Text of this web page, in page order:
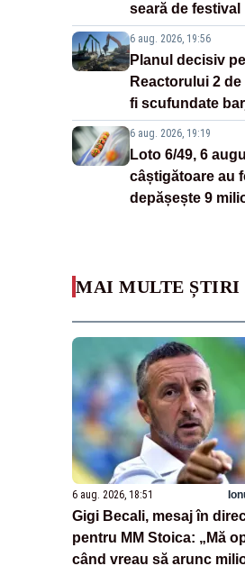
seară de festival
6 aug. 2026, 19:56
Planul decisiv
Reactorului 2
fi scufundate
6 aug. 2026, 19:19
Loto 6/49, 6
câștigătoare au
depășește 9
MAI MULTE ȘTIRI
6 aug. 2026, 18:51
Gigi Becali, mesaj în
pentru MM Stoica: „Mă
când vreau să arunc